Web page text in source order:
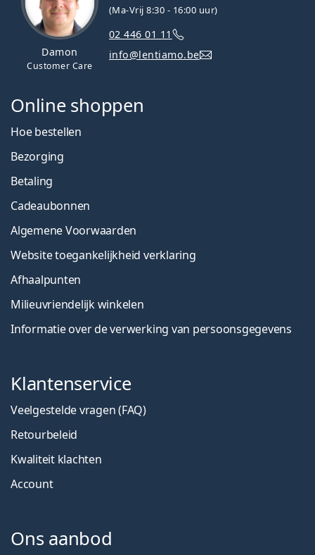
Damon
Customer Care
(Ma-Vrij 8:30 - 16:00 uur)
02 446 01 11
info@lentiamo.be
Online shoppen
Hoe bestellen
Bezorging
Betaling
Cadeaubonnen
Algemene Voorwaarden
Website toegankelijkheid verklaring
Afhaalpunten
Milieuvriendelijk winkelen
Informatie over de verwerking van persoonsgegevens
Klantenservice
Veelgestelde vragen (FAQ)
Retourbeleid
Kwaliteit klachten
Account
Ons aanbod